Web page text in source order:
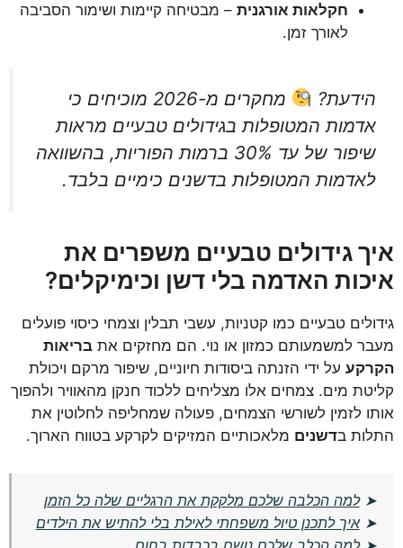
חקלאות אורגנית – מבטיחה קיימות ושימור הסביבה
לאורך זמן.
הידעת?
מחקרים מ-2026 מוכיחים כי
אדמות המטופלות בגידולים טבעיים מראות
שיפור של עד 30% ברמות הפוריות, בהשוואה
לאדמות המטופלות בדשנים כימיים בלבד.
איך גידולים טבעיים משפרים את
איכות האדמה בלי דשן וכימיקלים?
גידולים טבעיים כמו קטניות, עשבי תבלין וצמחי כיסוי פועלים
מעבר למשמעותם כמזון או נוי. הם מחזקים את בריאות
הקרקע על ידי הזנתה ביסודות חיוניים, שיפור מרקם ויכולת
קליטת מים. צמחים אלו מצליחים ללכוד חנקן מהאוויר ולהפוך
אותו לזמין לשורשי הצמחים, פעולה שמחליפה לחלוטין את
התלות בדשנים מלאכותיים המזיקים לקרקע בטווח הארוך.
➤למה הכלבה שלכם מלקקת את הרגליים שלה כל הזמן
➤איך לתכנן טיול משפחתי לאילת בלי להתיש את הילדים